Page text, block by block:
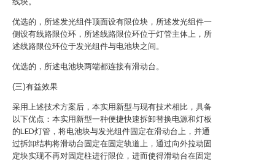
优选的，所述发光组件顶面设有限位块，所述发光组件一
侧设有线路限位环，所述线路限位环位于灯管主体上，所
述线路限位环位于发光组件与电池块之间。
优选的，所述电池块两端都连接有滑动台。
(三)有益效果
采用上述技术方案后，本实用新型与现有技术相比，具备
以下优点：本实用新型一种便捷快速拆卸替换电源和灯板
的LED灯管，将电池块与发光组件固定在滑动台上，并通
过拆卸结构将滑动台固定在固定轨道上，通过向外拉动固
定块实现不再对固定柱进行限位，进而使得滑动台在固定